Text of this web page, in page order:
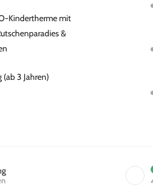
Kindertherme mit
&
(ab 3 Jahren)